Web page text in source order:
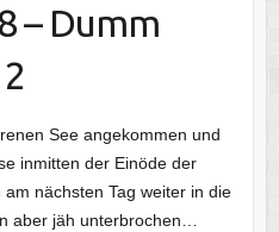
– Dumm
See angekommen und
inmitten der Einöde der
nächsten Tag weiter in die
aber jäh unterbrochen…